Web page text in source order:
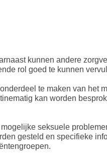
kunnen andere
rol goed te kunnen
te maken van het
kan worden
seksuele
gesteld en specifieke